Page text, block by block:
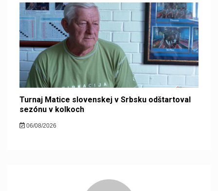
Turnaj Matice slovenskej v Srbsku odštartoval
sezónu v kolkoch
06/08/2026